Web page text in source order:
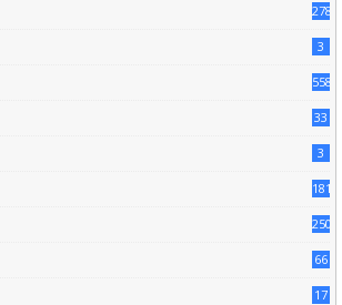
2789
3
558
33
3
181
250
66
17